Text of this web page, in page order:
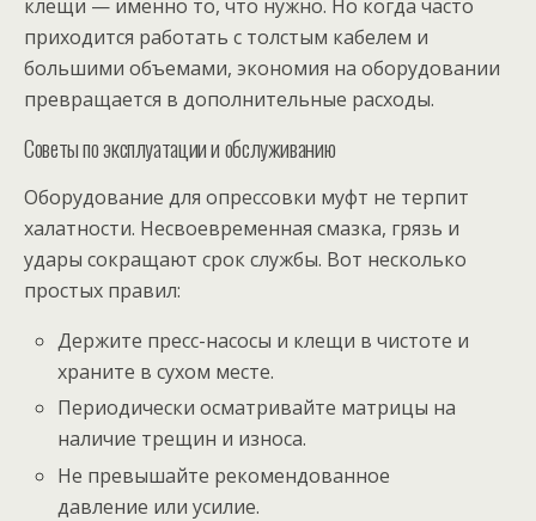
клещи — именно то, что нужно. Но когда часто
приходится работать с толстым кабелем и
большими объемами, экономия на оборудовании
превращается в дополнительные расходы.
Советы по эксплуатации и обслуживанию
Оборудование для опрессовки муфт не терпит
халатности. Несвоевременная смазка, грязь и
удары сокращают срок службы. Вот несколько
простых правил:
Держите пресс-насосы и клещи в чистоте и
храните в сухом месте.
Периодически осматривайте матрицы на
наличие трещин и износа.
Не превышайте рекомендованное
давление или усилие.